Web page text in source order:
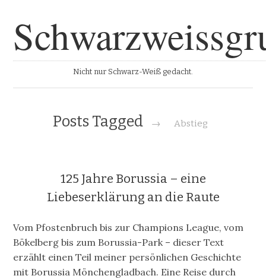
Nicht nur Schwarz-Weiß gedacht.
Posts Tagged → Abstieg
125 Jahre Borussia – eine
Liebeserklärung an die Raute
Vom Pfostenbruch bis zur Champions League, vom
Bökelberg bis zum Borussia-Park – dieser Text
erzählt einen Teil meiner persönlichen Geschichte
mit Borussia Mönchengladbach. Eine Reise durch